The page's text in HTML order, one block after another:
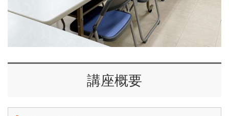
講座概要